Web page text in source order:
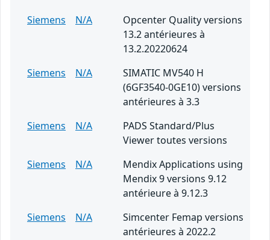
Siemens
N/A
Opcenter Quality versions
13.2 antérieures à
13.2.20220624
Siemens
N/A
SIMATIC MV540 H
(6GF3540-0GE10) versions
antérieures à 3.3
Siemens
N/A
PADS Standard/Plus
Viewer toutes versions
Siemens
N/A
Mendix Applications using
Mendix 9 versions 9.12
antérieure à 9.12.3
Siemens
N/A
Simcenter Femap versions
antérieures à 2022.2